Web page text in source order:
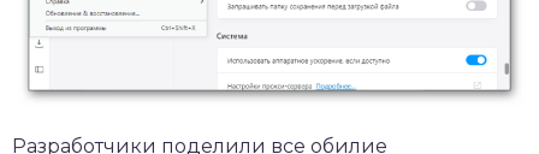
Разработчики поделили все обилие